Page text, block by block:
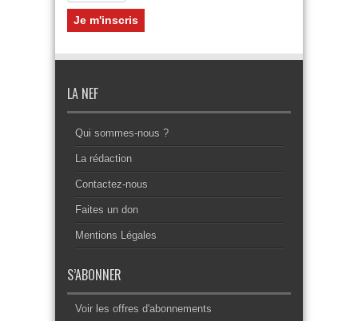
LA NEF
Qui sommes-nous ?
La rédaction
Contactez-nous
Faites un don
Mentions Légales
S’ABONNER
Voir les offres d'abonnements